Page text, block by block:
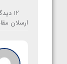
12 دیدگاه برای “
ارسلان